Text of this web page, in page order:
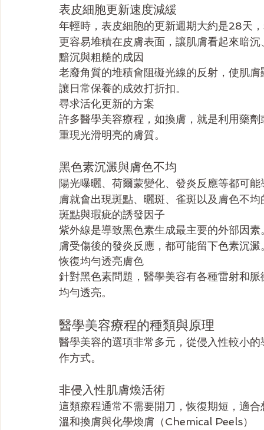
表皮細胞更新速度減緩
年輕時，表皮細胞的更新週期大約是28天
更容易堆積在皮膚表面，讓肌膚看起來暗
黯沉與粗糙的成因
老廢角質的堆積會阻礙光線的反射，使肌
讓日常保養的成效打折扣。
尋求活化更新的方案
許多醫學美容療程，如換膚，就是利用藥
重現光滑明亮的膚質。
黑色素沉澱與膚色不均
陽光曝曬、荷爾蒙變化、發炎反應等都可
膚就會出現斑點、曬斑、雀斑以及膚色不
斑點與瑕疵的誘發因子
紫外線是導致黑色素生成最主要的外部因
膚受傷後的發炎反應，都可能留下色素沉澱
恢復均勻透亮膚色
針對黑色素問題，醫學美容有各種雷射和
均勻透亮。
醫學美容療程的種類與原理
醫學美容的選項非常多元，從侵入性較小
作方式。
非侵入性肌膚煥活術
這類療程通常不需要開刀，恢復期短，適
溫和換膚與化學煥膚（Chemical Peels）